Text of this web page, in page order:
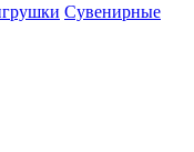
Сувенирные